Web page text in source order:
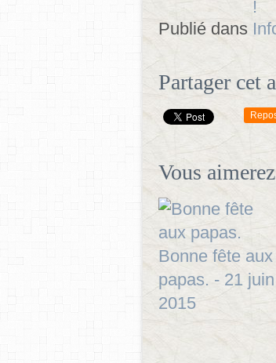
Publié dans
Partager cet
Vous
Bonne fête aux
papas. - 21 juin
2015